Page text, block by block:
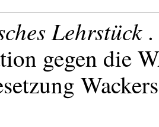
Lehrstück.
gegen die